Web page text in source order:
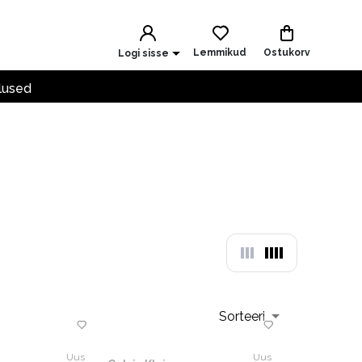
Logi sisse Lemmikud Ostukorv
Sorteeri
Uus Uus